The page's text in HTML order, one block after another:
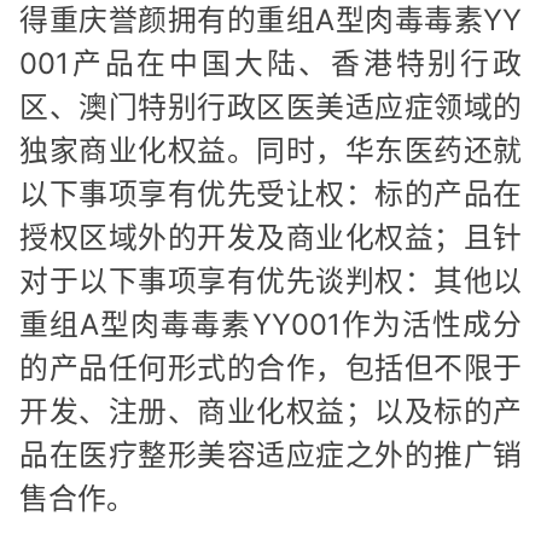
得重庆誉颜拥有的重组A型肉毒毒素YY
001产品在中国大陆、香港特别行政
区、澳门特别行政区医美适应症领域的
独家商业化权益。同时，华东医药还就
以下事项享有优先受让权：标的产品在
授权区域外的开发及商业化权益；且针
对于以下事项享有优先谈判权：其他以
重组A型肉毒毒素YY001作为活性成分
的产品任何形式的合作，包括但不限于
开发、注册、商业化权益；以及标的产
品在医疗整形美容适应症之外的推广销
售合作。